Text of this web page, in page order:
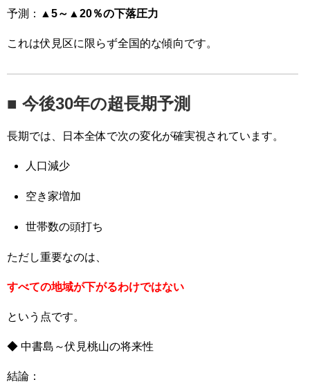
予測： ▲5～▲20％の下落圧力
これは伏見区に限らず全国的な傾向です。
■ 今後30年の超長期予測
長期では、日本全体で次の変化が確実視されています。
人口減少
空き家増加
世帯数の頭打ち
ただし重要なのは、
すべての地域が下がるわけではない
という点です。
◆ 中書島～伏見桃山の将来性
結論：